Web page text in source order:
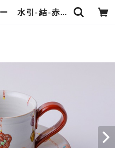
カップ＆ソーサー 水引-結-赤 | 虚空蔵窯｜石川県能美市の九谷焼の窯元。九谷焼の製造販売（通販）を行っております。